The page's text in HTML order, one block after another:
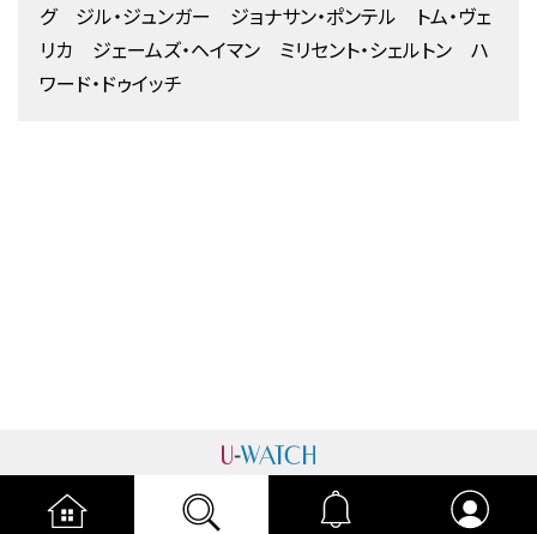
グ ジル・ジュンガー ジョナサン・ポンテル トム・ヴェ
リカ ジェームズ・ヘイマン ミリセント・シェルトン ハ
ワード・ドゥイッチ
運営者情報 プライバシーポリシー cookieポリシー